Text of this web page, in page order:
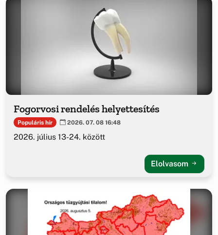
Fogorvosi rendelés helyettesítés
Populáris hír 2026. 07. 08 16:48
2026. július 13-24. között
Elolvasom